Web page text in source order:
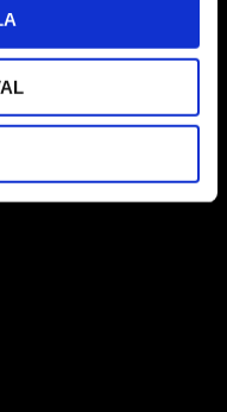
med vårintegritetspolicy.